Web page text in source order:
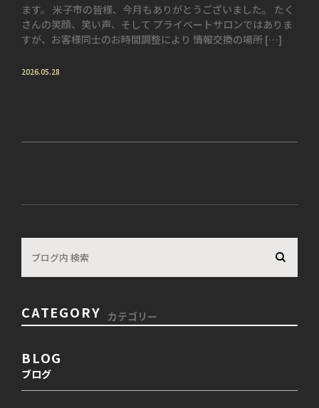
ます。 米子市の皆様、今月もありがとうございました。 たく
さんの笑顔、笑い声、そして プライベートサロンではありま
すが、お客様同士のお時間調整により 情報交換の場所 […]
2026.05.28
CATEGORY カテゴリー
BLOG
ブログ